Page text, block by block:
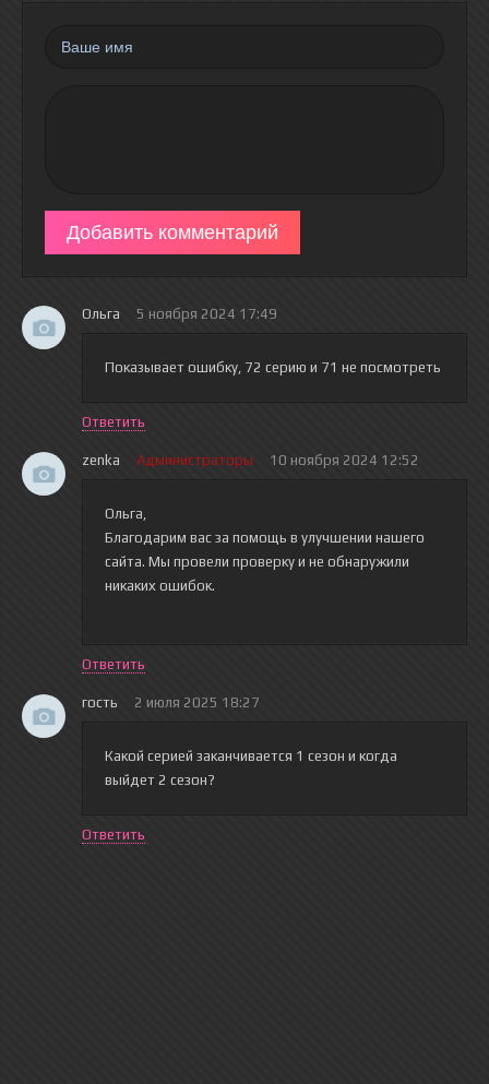
Добавить комментарий
Ольга 5 ноября 2024 17:49
Показывает ошибку, 72 серию и 71 не посмотреть
Ответить
zenka Администраторы 10 ноября 2024 12:52
Ольга,
Благодарим вас за помощь в улучшении нашего
сайта. Мы провели проверку и не обнаружили
никаких ошибок.
Ответить
гость 2 июля 2025 18:27
Какой серией заканчивается 1 сезон и когда
выйдет 2 сезон?
Ответить